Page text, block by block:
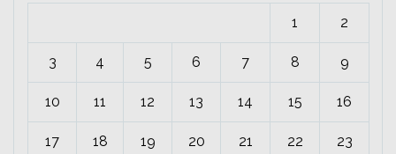
1
2
3 4 5 6 7 8 9
10 11 12 13 14 15 16
17 18 19 20 21 22 23